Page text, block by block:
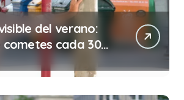
del verano:
cada 30
trabajo (y la
te puede costar